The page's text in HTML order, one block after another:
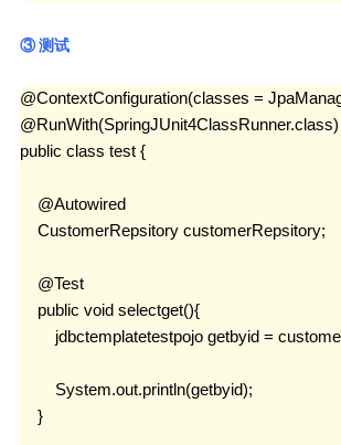
③ 测试
@ContextConfiguration(classes =
@RunWith(SpringJUnit4ClassRunner.class)
public class test {
    @Autowired
    CustomerRepsitory customerRepsitory;
    @Test
    public void selectget(){
jdbctemplatetestpojo getbyid =
        System.out.println(getbyid);
    }